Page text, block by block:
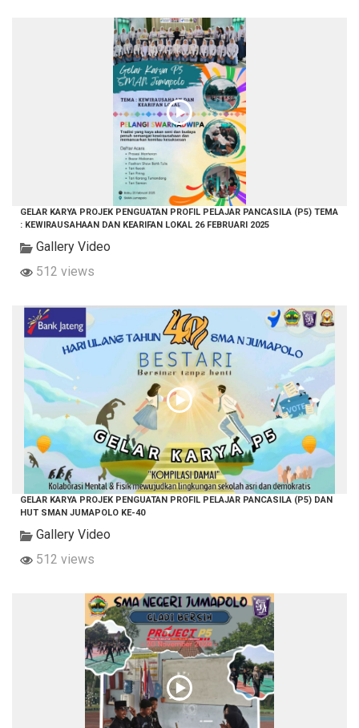
GELAR KARYA PROJEK PENGUATAN PROFIL PELAJAR PANCASILA (P5) TEMA
: KEWIRAUSAHAAN DAN KEARIFAN LOKAL 26 FEBRUARI 2025
Gallery Video
512 views
GELAR KARYA PROJEK PENGUATAN PROFIL PELAJAR PANCASILA (P5) DAN
HUT SMAN JUMAPOLO KE-40
Gallery Video
512 views